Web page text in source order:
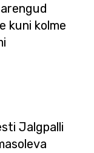
kuni kolme
Jalgpalli